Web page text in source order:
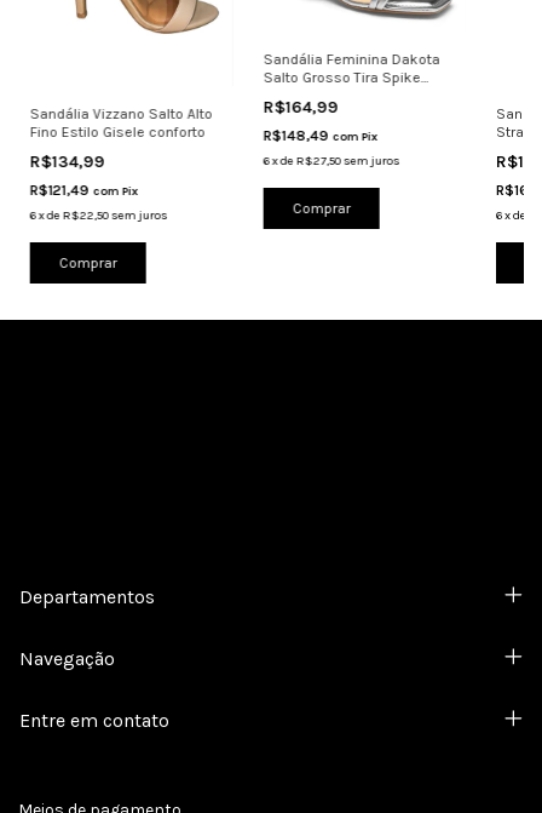
Sandália Vizzano Salto Alto
Fino Estilo Gisele conforto
R$134,99
R$121,49 com Pix
6xdeR$22,50sem juros
Comprar
Sandália Feminina Dakota
Salto Grosso Tira Spike
R$164,99
R$148,49 com Pix
6xdeR$27,50 sem juros
Comprar
Strass
6xde
Departamentos
Navegação
Entre em contato